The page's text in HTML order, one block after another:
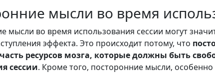
мысли во время
мысли во время использования сессии могут
эффекта. Это происходит потому, что
ресурсов мозга, которые должны быть
сессии. Кроме того, посторонние мысли, особенно